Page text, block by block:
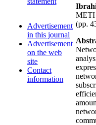
Advertisement
in this journal
Advertisement
on the web
site
Contact
information
(pp.